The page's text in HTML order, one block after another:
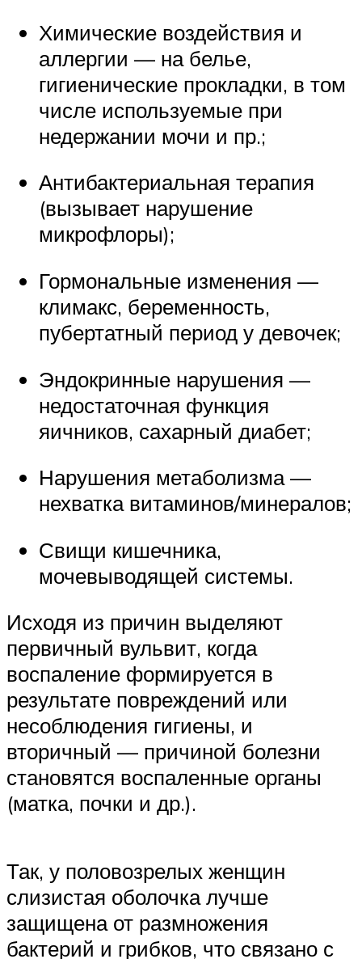
Химические воздействия и
аллергии — на белье,
гигиенические прокладки, в том
числе используемые при
недержании мочи и пр.;
Антибактериальная терапия
(вызывает нарушение
микрофлоры);
Гормональные изменения —
климакс, беременность,
пубертатный период у девочек;
Эндокринные нарушения —
недостаточная функция
яичников, сахарный диабет;
Нарушения метаболизма —
нехватка витаминов/минералов;
Свищи кишечника,
мочевыводящей системы.
Исходя из причин выделяют
первичный вульвит, когда
воспаление формируется в
результате повреждений или
несоблюдения гигиены, и
вторичный — причиной болезни
становятся воспаленные органы
(матка, почки и др.).
Так, у половозрелых женщин
слизистая оболочка лучше
защищена от размножения
бактерий и грибков, что связано с